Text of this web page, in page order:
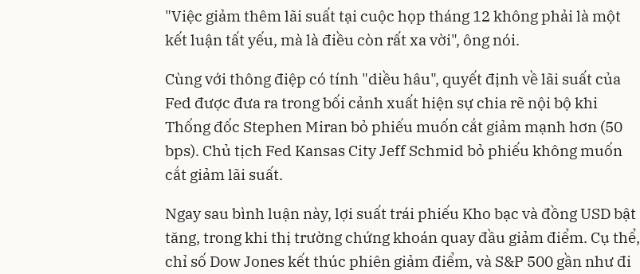
"Việc giảm thêm lãi suất tại cuộc họp tháng 12 không phải là một
kết luận tất yếu, mà là điều còn rất xa vời", ông nói.
Cùng với thông điệp có tính "diều hâu", quyết định về lãi suất của
Fed được đưa ra trong bối cảnh xuất hiện sự chia rẽ nội bộ khi
Thống đốc Stephen Miran bỏ phiếu muốn cắt giảm mạnh hơn (50
bps). Chủ tịch Fed Kansas City Jeff Schmid bỏ phiếu không muốn
cắt giảm lãi suất.
Ngay sau bình luận này, lợi suất trái phiếu Kho bạc và đồng USD bật
tăng, trong khi thị trường chứng khoán quay đầu giảm điểm. Cụ thể,
chỉ số Dow Jones kết thúc phiên giảm điểm, và S&P 500 gần như đi